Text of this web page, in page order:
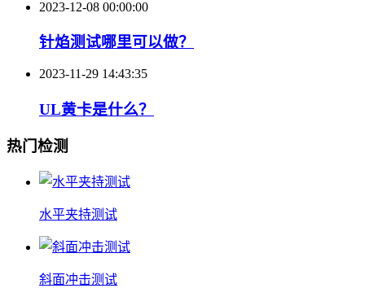
2023-12-08 00:00:00
针焰测试哪里可以做？
2023-11-29 14:43:35
UL黄卡是什么？
热门检测
水平夹持测试
斜面冲击测试